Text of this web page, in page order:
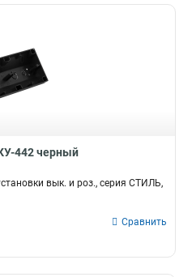
442 черный
вык. и роз., серия СТИЛЬ,
Сравнить